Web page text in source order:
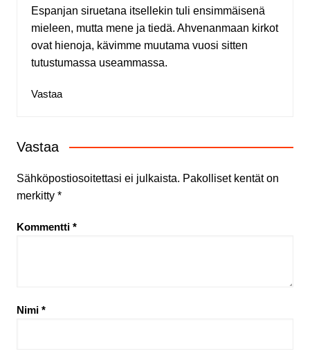
Espanjan siruetana itsellekin tuli ensimmäisenä
mieleen, mutta mene ja tiedä. Ahvenanmaan kirkot
ovat hienoja, kävimme muutama vuosi sitten
tutustumassa useammassa.
Vastaa
Vastaa
Sähköpostiosoitettasi ei julkaista. Pakolliset kentät on
merkitty *
Kommentti *
Nimi *